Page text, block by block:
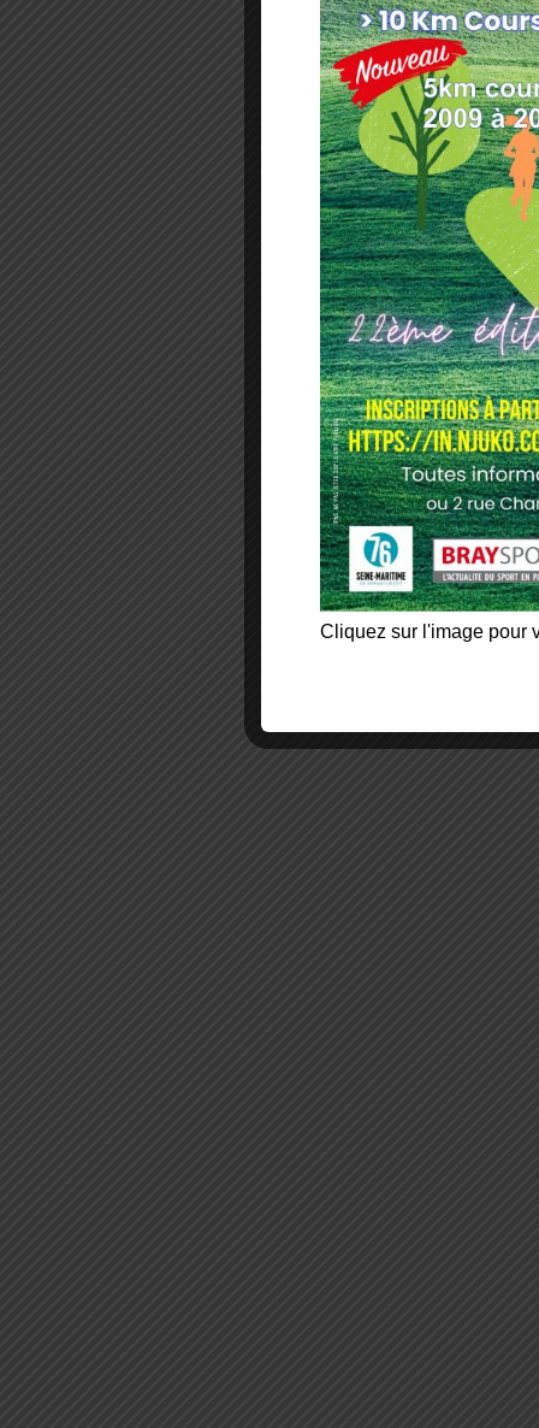
Cliquez sur l'image pour